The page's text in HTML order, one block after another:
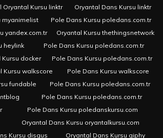
Oryantal Kursu linktr
Oryantal Dans Kursu linktr
myanimelist
Pole Dans Kursu poledans.com.tr
yandex.com.tr
Oryantal Kursu thethingsnetwork
heylink
Pole Dans Kursu poledans.com.tr
Kursu docker
Pole Dans Kursu poledans.com.tr
Kursu walkscore
Pole Dans Kursu walkscore
fundable
Pole Dans Kursu poledans.com.tr
Pole Dans Kursu poledans.com.tr
Pole Dans Kursu poledanskursu.com
Oryantal Dans Kursu oryantalkursu.com
Kursu disqus Oryantal Dans Kursu giphy